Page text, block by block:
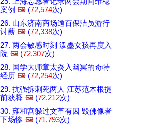
案例 🖼️ (72,574次)
26. 山东济南商场逾百保洁员游行
讨薪 🖼️ (72,338次)
27. 两会敏感时刻 泼墨女孩再度入
院 🖼️ (72,307次)
28. 国学大师章太炎入幽冥的奇特
经历 🖼️ (72,254次)
29. 抗强拆刺死两人 江苏范木根提
前获释 🖼️ (72,212次)
30. 雍和宫躲过文革有因 毁佛像者
下场惨 🖼️ (71,793次)